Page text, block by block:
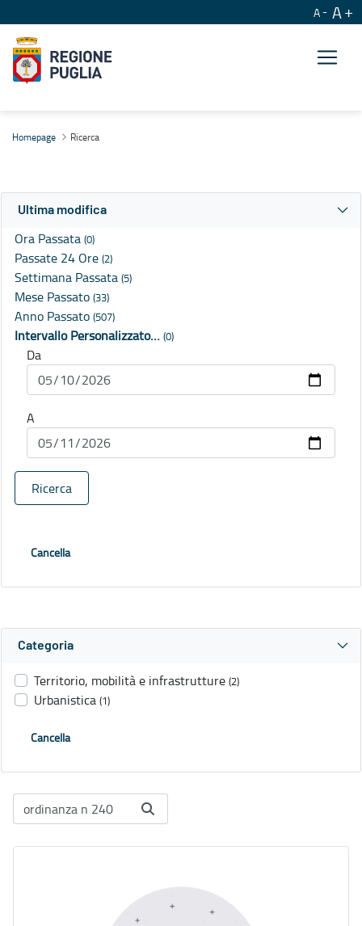
A A
Homepage Ricerca
Ultima modifica
Ora Passata (0)
Passate 24 Ore (2)
Settimana Passata (5)
Mese Passato (33)
Anno Passato (507)
Intervallo Personalizzato… (0)
Da
A
Ricerca
Cancella
Categoria
Territorio, mobilità e infrastrutture (2)
Urbanistica (1)
Cancella